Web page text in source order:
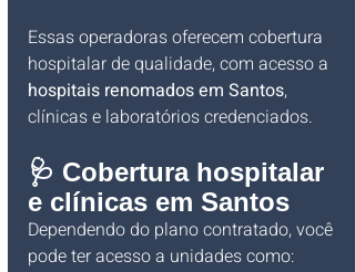
Essas operadoras oferecem cobertura
hospitalar de qualidade, com acesso a
hospitais renomados em Santos,
clínicas e laboratórios credenciados.
🩺 Cobertura hospitalar
e clínicas em Santos
Dependendo do plano contratado, você
pode ter acesso a unidades como: